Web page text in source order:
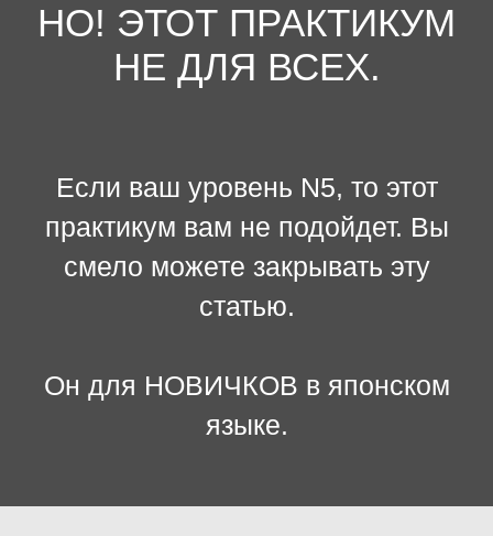
НО! ЭТОТ ПРАКТИКУМ
НЕ ДЛЯ ВСЕХ.
Если ваш уровень N5, то этот
практикум вам не подойдет. Вы
смело можете закрывать эту
статью.
Он для НОВИЧКОВ в японском
языке.